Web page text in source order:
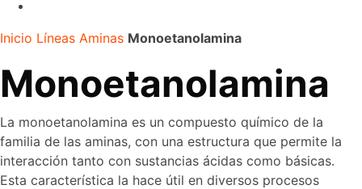
Inicio Líneas Aminas Monoetanolamina
Monoetanolamina
La monoetanolamina es un compuesto químico de la
familia de las aminas, con una estructura que permite la
interacción tanto con sustancias ácidas como básicas.
Esta característica la hace útil en diversos procesos